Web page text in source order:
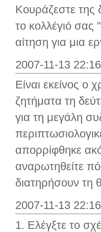
Κουράζεστε της
το κολλέγιό
αίτηση για μια
2007-11-13
Είναι εκείνος ο
ζητήματα τη
για τη μεγάλη
απορρίφθηκε
αναρωτηθείτε
διατηρήσουν τη
2007-11-13
1. Ελέγξτε το